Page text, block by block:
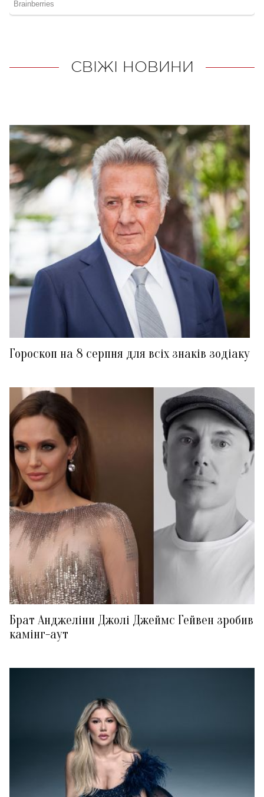
СВІЖІ НОВИНИ
Гороскоп на 8 серпня для всіх знаків зодіаку
Брат Анджеліни Джолі Джеймс Гейвен зробив
камінг-аут